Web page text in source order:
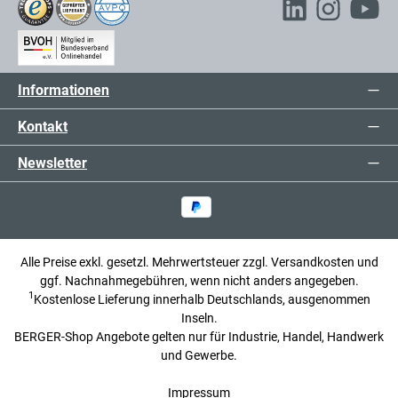
Informationen
Kontakt
Newsletter
Alle Preise exkl. gesetzl. Mehrwertsteuer zzgl. Versandkosten und
ggf. Nachnahmegebühren, wenn nicht anders angegeben.
1 Kostenlose Lieferung innerhalb Deutschlands, ausgenommen
Inseln.
BERGER-Shop Angebote gelten nur für Industrie, Handel, Handwerk
und Gewerbe.
Impressum